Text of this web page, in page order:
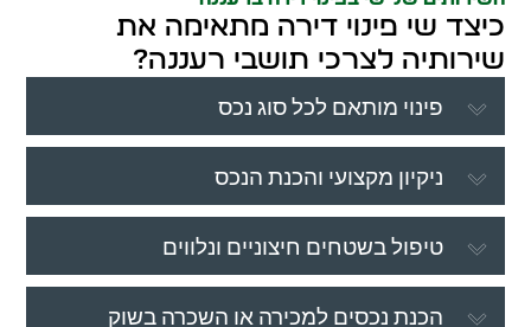
כיצד שי פינוי דירה מתאימה את
שירותיה לצרכי תושבי רעננה?
פינוי מותאם לכל סוג נכס
ניקיון מקצועי והכנת הנכס
טיפול בשטחים חיצוניים ונלווים
הכנת נכסים למכירה או השכרה בשוק